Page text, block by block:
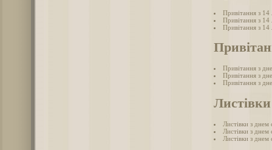
Привітання з 14
Привітання з
Привітання з
Привітання з
Привітання з
Привітання з
Листівки з днем
Листівки з днем
Листівки з